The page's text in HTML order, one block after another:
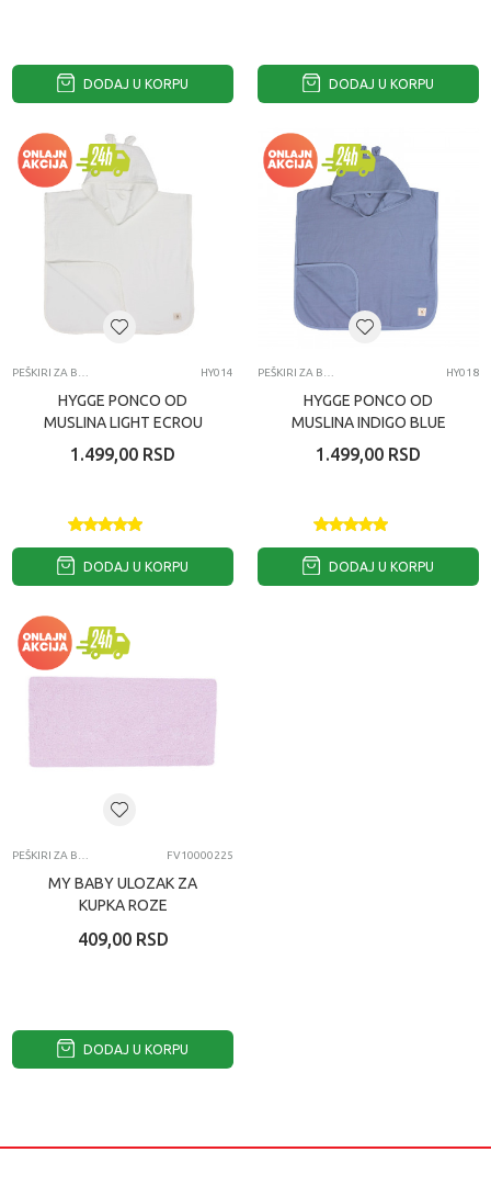
DODAJ U KORPU DODAJ U KORPU
HY014
HYGGE PONCO OD
MUSLINA LIGHT ECROU
1.499,00 RSD
DODAJ U KORPU
HY018
HYGGE PONCO OD
MUSLINA INDIGO BLUE
1.499,00 RSD
DODAJ U KORPU
FV10000225
MY BABY ULOZAK ZA
KUPKA ROZE
409,00 RSD
DODAJ U KORPU